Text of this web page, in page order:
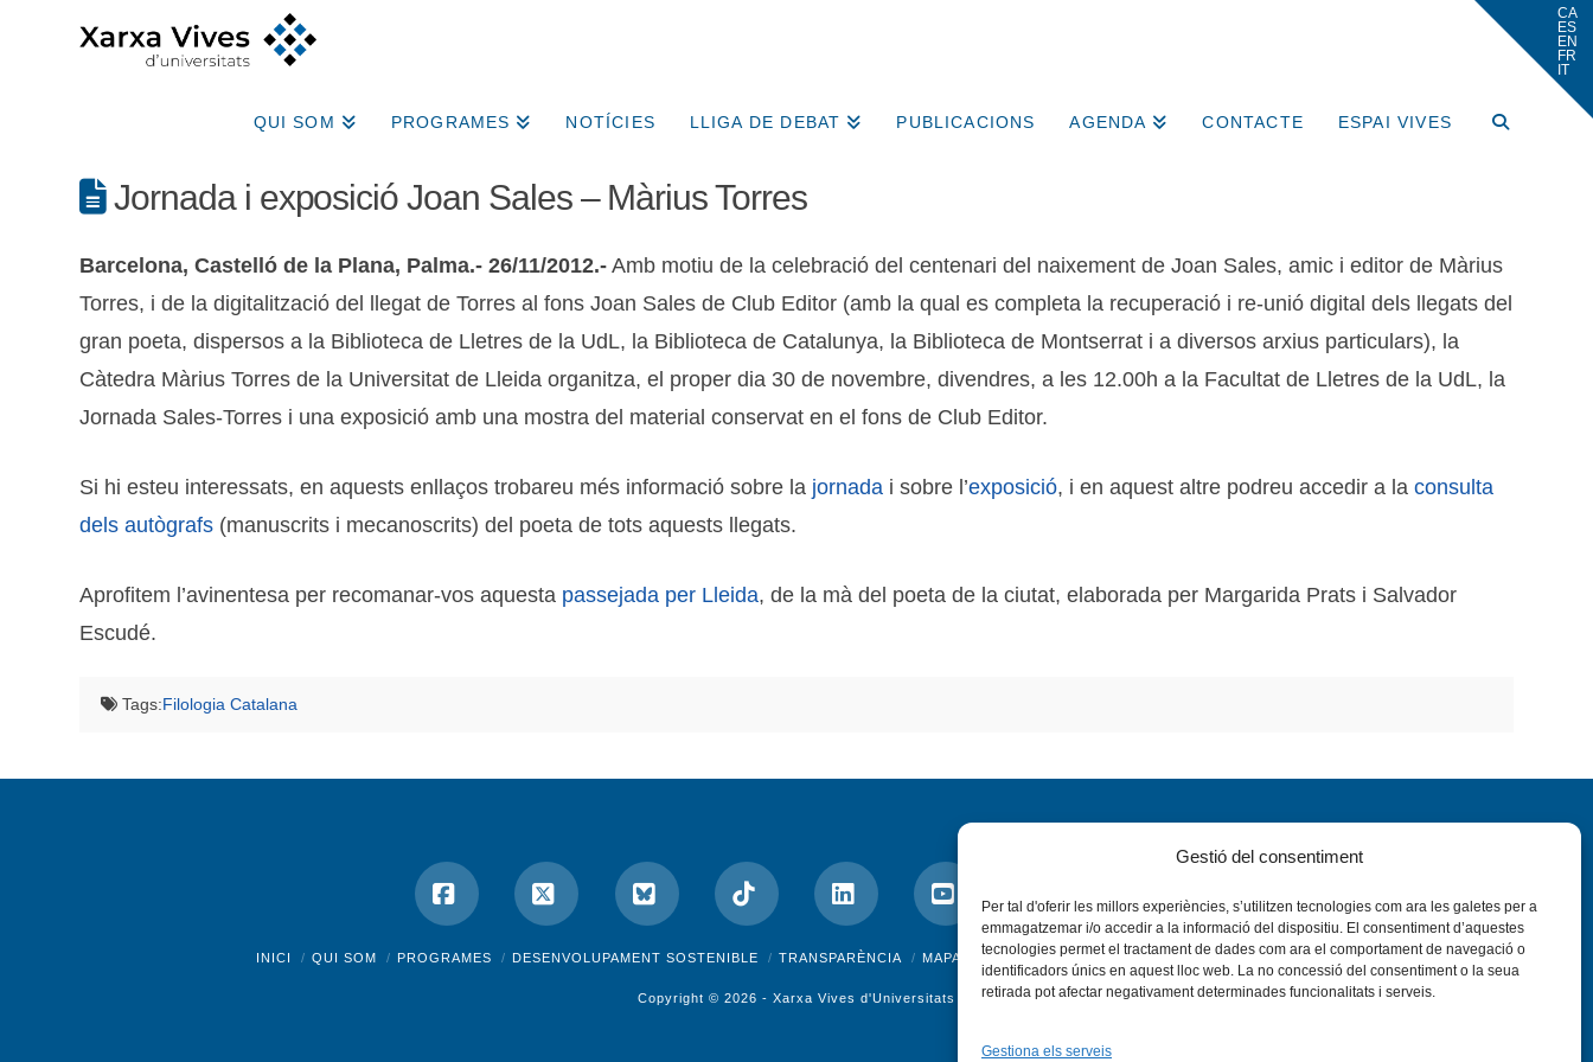
Gestió del consentiment
Per tal d'oferir les millors experiències, s’utilitzen tecnologies com ara les galetes per a
emmagatzemar i/o accedir a la informació del dispositiu. El consentiment d’aquestes
tecnologies permet el tractament de dades com ara el comportament de navegació o
identificadors únics en aquest lloc web. La no concessió del consentiment o la seua
retirada pot afectar negativament determinades funcionalitats i serveis.
Gestiona els serveis
QUI SOM PROGRAMES NOTÍCIES LLIGA DE DEBAT PUBLICACIONS AGENDA CONTACTE ESPAI VIVES
Jornada i exposició Joan Sales – Màrius Torres
Barcelona, Castelló de la Plana, Palma.- 26/11/2012.- Amb motiu de la celebració del centenari del naixement de Joan Sales, amic i editor de Màrius
Torres, i de la digitalització del llegat de Torres al fons Joan Sales de Club Editor (amb la qual es completa la recuperació i re-unió digital dels llegats del
gran poeta, dispersos a la Biblioteca de Lletres de la UdL, la Biblioteca de Catalunya, la Biblioteca de Montserrat i a diversos arxius particulars), la
Càtedra Màrius Torres de la Universitat de Lleida organitza, el proper dia 30 de novembre, divendres, a les 12.00h a la Facultat de Lletres de la UdL, la
Jornada Sales-Torres i una exposició amb una mostra del material conservat en el fons de Club Editor.
Si hi esteu interessats, en aquests enllaços trobareu més informació sobre la jornada i sobre l’exposició, i en aquest altre podreu accedir a laconsulta
dels autògrafs (manuscrits i mecanoscrits) del poeta de tots aquests llegats.
Aprofitem l’avinentesa per recomanar-vos aquesta passejada per Lleida, de la mà del poeta de la ciutat, elaborada per Margarida Prats i Salvador
Escudé.
Tags:Filologia Catalana
Facebook
X Bluesky Tiktok LinkedInYouTubeInstagramFlickr
INICI QUI SOM PROGRAMES DESENVOLUPAMENT SOSTENIBLE TRANSPARÈNCIA MAPA DEL WEB AVÍS LEGAL PRIVADESA CONTACTE
Copyright © 2026 - Xarxa Vives d'Universitats